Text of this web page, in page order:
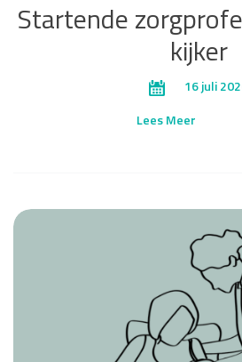
Startende
kijker
16 juli
Lees Meer